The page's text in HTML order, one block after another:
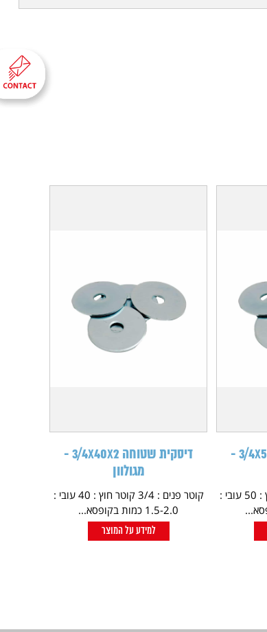
דיסקית שטוחה 3/4X50X2 -
קוטר פנים : 3/4 קוטר חוץ : 50 עובי :
דיסקית שטוחה 3/4X40X2 -
מגולוון
קוטר פנים : 3/4 קוטר חוץ : 40 עובי :
1.5-2.0 כמות בקופסא...
למידע על המוצר